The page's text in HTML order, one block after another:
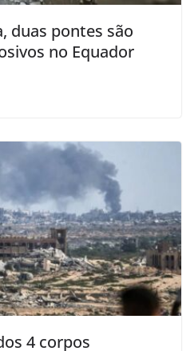
duas pontes são
no Equador
4 corpos